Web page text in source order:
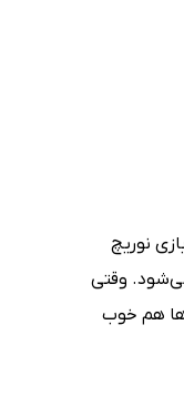
نوریچ
بود. به نظر می‌رسید هر ماه 2 سانت بلندتر می‌شود. وقتی
اما همه‌ی خبرها هم خوب